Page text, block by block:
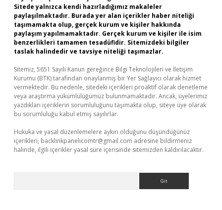
Sitede yalnızca kendi hazırladığımız makaleler
paylaşılmaktadır. Burada yer alan içerikler haber niteliği
taşımamakta olup, gerçek kurum ve kişiler hakkında
paylaşım yapılmamaktadır. Gerçek kurum ve kişiler ile isim
benzerlikleri tamamen tesadüfidir. Sitemizdeki bilgiler
taslak halindedir ve tavsiye niteliği taşımazlar.
Sitemiz, 5651 Sayılı Kanun gereğince Bilgi Teknolojileri ve İletişim
Kurumu (BTK) tarafından onaylanmış bir Yer Sağlayıcı olarak hizmet
vermektedir. Bu nedenle, sitedeki içerikleri proaktif olarak denetleme
veya araştırma yükümlülüğümüz bulunmamaktadır. Ancak, üyelerimiz
yazdıkları içeriklerin sorumluluğunu taşımakta olup, siteye üye olarak
bu sorumluluğu kabul etmiş sayılırlar.
Hukuka ve yasal düzenlemelere aykırı olduğunu düşündüğünüz
içerikleri, backlinkpanelicomtr@gmail.com adresine bildirmeniz
halinde, ilgili içerikler yasal süre içerisinde sitemizden kaldırılacaktır.